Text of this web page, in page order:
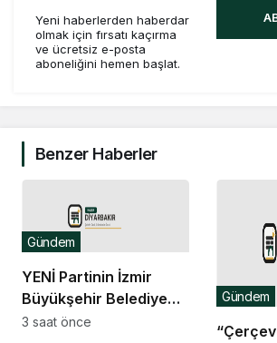
Yeni haberlerden haberdar
olmak için fırsatı kaçırma
ve ücretsiz e-posta
aboneliğini hemen başlat.
Benzer Haberler
YENİ Partinin İzmir
Büyükşehir Belediye
Meclisi’nde grup
Gündem
3 saat önce
Gündem